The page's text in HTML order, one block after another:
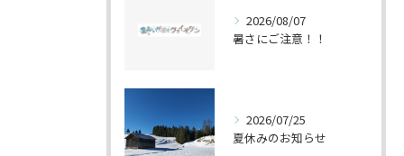
2026/08/07
暑さにご注意！！
2026/07/25
夏休みのお知らせ